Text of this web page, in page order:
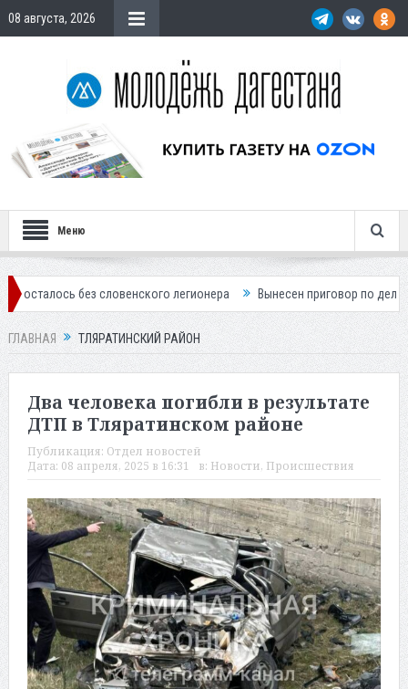
08 августа, 2026
Меню
легионера Вынесен приговор по делу о строительстве
ГЛАВНАЯ ТЛЯРАТИНСКИЙ РАЙОН
Два человека погибли в результате
ДТП в Тляратинском районе
Публикация: Отдел новостей
Дата: 08 апреля, 2025 в 16:31 в: Новости, Происшествия